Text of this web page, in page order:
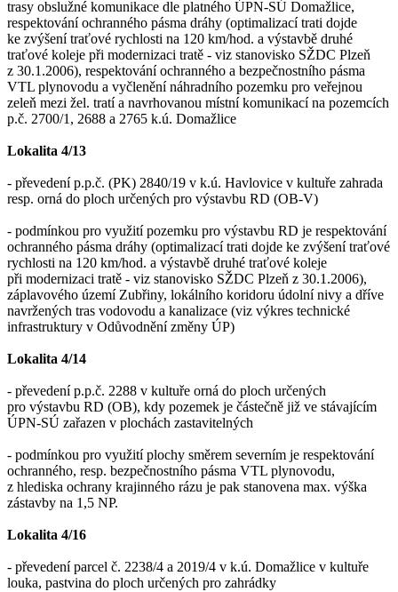
trasy obslužné komunikace dle platného ÚPN-SÚ Domažlice,
respektování ochranného pásma dráhy (optimalizací trati dojde
ke zvýšení traťové rychlosti na 120 km/hod. a výstavbě druhé
traťové koleje při modernizaci tratě - viz stanovisko SŽDC Plzeň
z 30.1.2006), respektování ochranného a bezpečnostního pásma
VTL plynovodu a vyčlenění náhradního pozemku pro veřejnou
zeleň mezi žel. tratí a navrhovanou místní komunikací na pozemcích
p.č. 2700/1, 2688 a 2765 k.ú. Domažlice
Lokalita 4/13
- převedení p.p.č. (PK) 2840/19 v k.ú. Havlovice v kultuře zahrada
resp. orná do ploch určených pro výstavbu RD (OB-V)
- podmínkou pro využití pozemku pro výstavbu RD je respektování
ochranného pásma dráhy (optimalizací trati dojde ke zvýšení traťové
rychlosti na 120 km/hod. a výstavbě druhé traťové koleje
při modernizaci tratě - viz stanovisko SŽDC Plzeň z 30.1.2006),
záplavového území Zubřiny, lokálního koridoru údolní nivy a dříve
navržených tras vodovodu a kanalizace (viz výkres technické
infrastruktury v Odůvodnění změny ÚP)
Lokalita 4/14
- převedení p.p.č. 2288 v kultuře orná do ploch určených
pro výstavbu RD (OB), kdy pozemek je částečně již ve stávajícím
ÚPN-SÚ zařazen v plochách zastavitelných
- podmínkou pro využití plochy směrem severním je respektování
ochranného, resp. bezpečnostního pásma VTL plynovodu,
z hlediska ochrany krajinného rázu je pak stanovena max. výška
zástavby na 1,5 NP.
Lokalita 4/16
- převedení parcel č. 2238/4 a 2019/4 v k.ú. Domažlice v kultuře
louka, pastvina do ploch určených pro zahrádky